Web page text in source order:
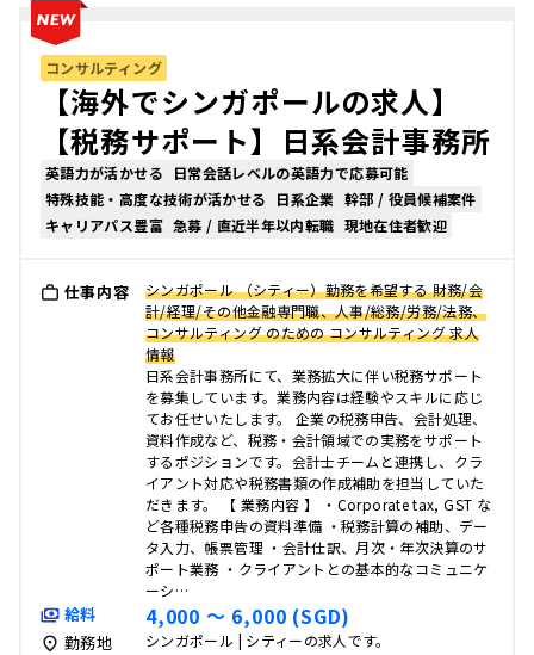
コンサルティング
【海外でシンガポールの求人】
【税務サポート】日系会計事務所
英語力が活かせる
日常会話レベルの英語力で応募可能
特殊技能・高度な技術が活かせる
日系企業 幹部 / 役員候補案件
キャリアパス豊富 急募 / 直近半年以内転職 現地在住者歓迎
仕事内容
シンガポール （シティー）勤務を希望する 財務/会
計/経理/その他金融専門職、人事/総務/労務/法務、
コンサルティング のための コンサルティング 求人
情報
日系会計事務所にて、業務拡大に伴い税務サポート
を募集しています。業務内容は経験やスキルに応じ
てお任せいたします。 企業の税務申告、会計処理、
資料作成など、税務・会計領域での実務をサポート
するポジションです。会計士チームと連携し、クラ
イアント対応や税務書類の作成補助を担当していた
だきます。 【 業務内容 】 ・Corporate tax, GST な
ど各種税務申告の資料準備 ・税務計算の補助、デー
タ入力、帳票管理 ・会計仕訳、月次・年次決算のサ
ポート業務 ・クライアントとの基本的なコミュニケ
ーシ…
給料 4,000 〜 6,000 (SGD)
勤務地 シンガポール | シティーの求人です。